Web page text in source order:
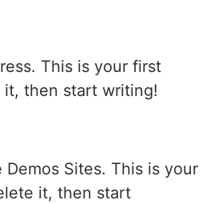
This is your first
then start writing!
Sites. This is your
it, then start